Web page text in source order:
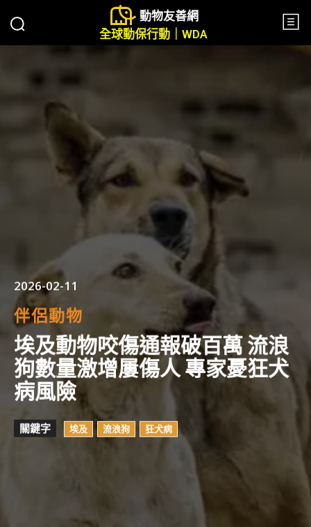
動物友善網
全球動保行動｜WDA
2026-02-11
伴侶動物
埃及動物咬傷通報破百萬 流浪
狗數量激增屢傷人 專家憂狂犬
病風險
關鍵字 埃及 流浪狗 狂犬病